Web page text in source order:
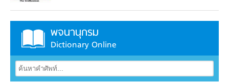
พจนานุกรม
Dictionary Online